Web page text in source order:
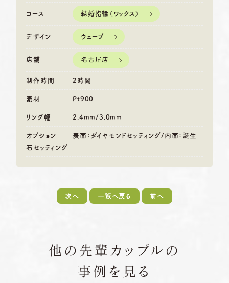
コース 結婚指輪（ワックス）
デザイン ウェーブ
店舗 名古屋店
制作時間 2時間
素材 Pt900
リング幅 2.4mm/3.0mm
オプション
表面：ダイヤモンドセッティング/内面：誕生
石セッティング
次へ 一覧へ戻る 前へ
他の先輩カップルの
事例を見る